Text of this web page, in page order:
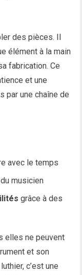
des pièces. Il
élément à la main
fabrication. Ce
et une
par une chaîne de
avec le temps
musicien
grâce à des
elles ne peuvent
et son
c’est une